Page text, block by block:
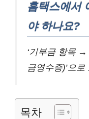
홈택스에서
야 하나요?
‘기부금 항목
금영수증)’으로
목차